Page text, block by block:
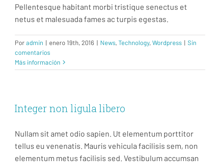
Pellentesque habitant morbi tristique senectus et
netus et malesuada fames ac turpis egestas.
Poradmin | enero 19th, 2016 | News,Technology,Wordpress | Sin
comentarios
Más información
Integer non ligula libero
Nullam sit amet odio sapien. Ut elementum porttitor
tellus eu venenatis. Mauris vehicula facilisis sem, non
elementum metus facilisis sed. Vestibulum accumsan